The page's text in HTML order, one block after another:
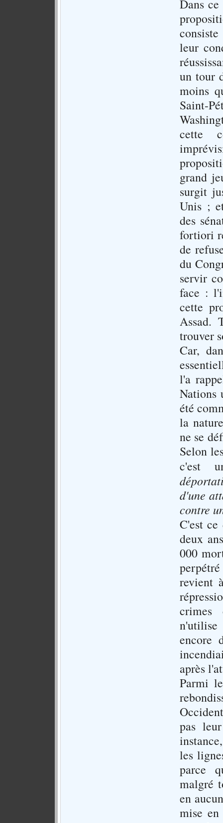
Dans
leur
un tour
moins
Saint-
cette
grand
surgit
Unis ;
des
fortiori
de
du
servir
face :
cette
Assad.
trouver
Car,
l'a
Nations
été
la
ne se
Selon
c'est
d'une
contre
C'est
deux
000
revient
crimes
encore
après
Parmi
pas
les
parce
malgré
en
mise en